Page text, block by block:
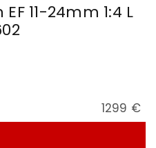
11-24mm 1:4 L
1299 €